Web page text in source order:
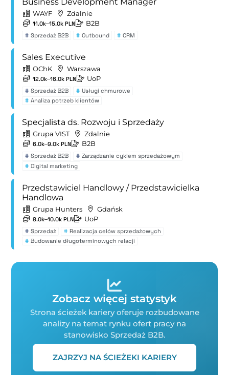
WAYF Zdalnie
11.0k–15.0k PLN B2B
# Sprzedaż B2B # Outbound # CRM
Sales Executive
OChK Warszawa
12.0k–16.0k PLN UoP
# Sprzedaż B2B # Usługi chmurowe
# Analiza potrzeb klientów
Specjalista ds. Rozwoju i Sprzedaży
Grupa VIST Zdalnie
6.0k–9.0k PLN B2B
# Sprzedaż B2B # Zarządzanie cyklem sprzedażowym
# Digital marketing
Przedstawiciel Handlowy / Przedstawicielka
Handlowa
Grupa Hunters Gdańsk
8.0k–10.0k PLN UoP
# Sprzedaż # Realizacja celów sprzedażowych
# Budowanie długoterminowych relacji
Zobacz więcej statystyk
Strona ścieżek kariery oferuje rozbudowane
analizy na temat rynku ofert pracy na
stanowisko Sprzedaż B2B.
ZAJRZYJ NA ŚCIEŻEKI KARIERY